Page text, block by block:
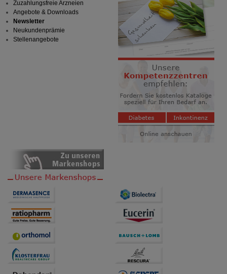
Statistik & Tracking:
Hierüber lassen sich
Informationen über die Art und Weise der Nutzung
unserer Website sammeln, mit deren Hilfe wir unsere
Website weiter für Sie optimieren können, den Inhalt
auf unserer Website aber auch die Werbung auf
Drittseiten möglichst relevant für Sie zu gestalten.
Bitte beachten Sie, dass Daten hierfür teilweise an
Dritte wie z.B. Google oder soziale Medien
Zuzahlungsfreie Arzneien
Angebote & Downloads
Newsletter
Neukundenprämie
Stellenangebote